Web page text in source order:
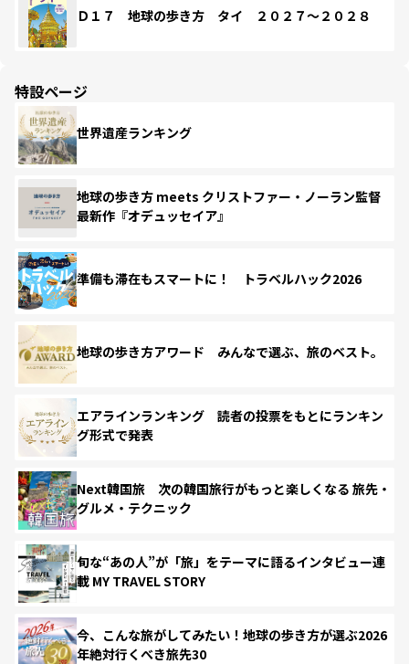
Ｄ１７ 地球の歩き方 タイ ２０２７～２０２８
特設ページ
世界遺産ランキング
地球の歩き方 meets クリストファー・ノーラン監督
最新作『オデュッセイア』
準備も滞在もスマートに！ トラベルハック2026
地球の歩き方アワード みんなで選ぶ、旅のベスト。
エアラインランキング 読者の投票をもとにランキン
グ形式で発表
Next韓国旅 次の韓国旅行がもっと楽しくなる 旅先・
グルメ・テクニック
旬な“あの人”が「旅」をテーマに語るインタビュー連
載 MY TRAVEL STORY
今、こんな旅がしてみたい！地球の歩き方が選ぶ2026
年絶対行くべき旅先30